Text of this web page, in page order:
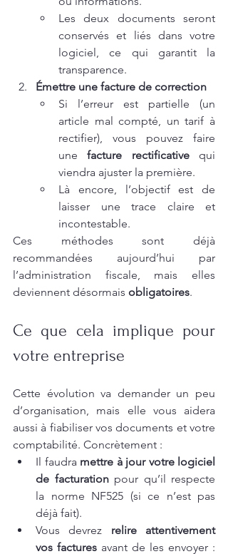
Les deux documents seront
conservés et liés dans votre
logiciel, ce qui garantit la
transparence.
Émettre une facture de correction
Si l’erreur est partielle (un
article mal compté, un tarif à
rectifier), vous pouvez faire
une facture rectificative qui
viendra ajuster la première.
Là encore, l’objectif est de
laisser une trace claire et
incontestable.
Ces méthodes sont déjà
recommandées aujourd’hui par
l’administration fiscale, mais elles
deviennent désormais obligatoires.
Ce que cela implique pour
votre entreprise
Cette évolution va demander un peu
d’organisation, mais elle vous aidera
aussi à fiabiliser vos documents et votre
comptabilité. Concrètement :
Il faudra mettre à jour votre logiciel
de facturation pour qu’il respecte
la norme NF525 (si ce n’est pas
déjà fait).
Vous devrez relire attentivement
vos factures avant de les envoyer :